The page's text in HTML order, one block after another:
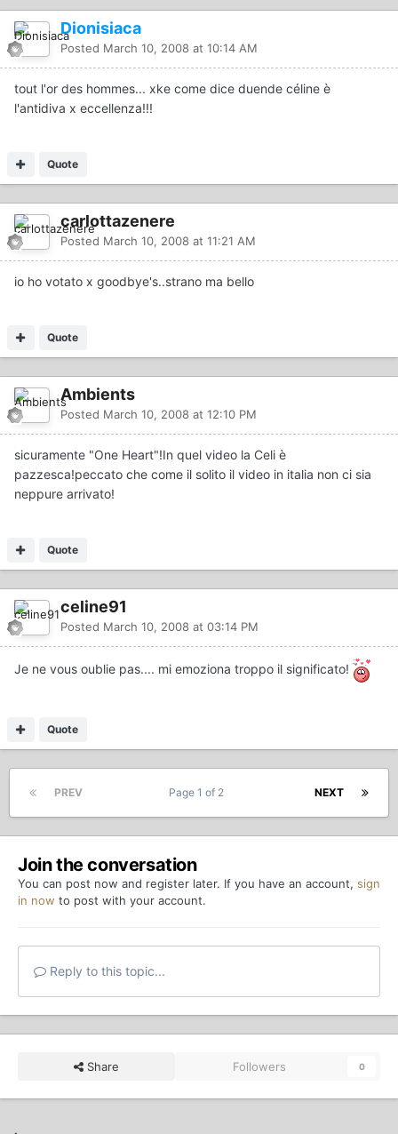
Dionisiaca
Posted March 10, 2008 at 10:14 AM
tout l'or des hommes... xke come dice duende céline è
l'antidiva x eccellenza!!!
Quote
carlottazenere
Posted March 10, 2008 at 11:21 AM
io ho votato x goodbye's..strano ma bello
Quote
Ambients
Posted March 10, 2008 at 12:10 PM
sicuramente "One Heart"!In quel video la Celi è
pazzesca!peccato che come il solito il video in italia non ci sia
neppure arrivato!
Quote
celine91
Posted March 10, 2008 at 03:14 PM
Je ne vous oublie pas.... mi emoziona troppo il significato!
Quote
PREV NEXT
Page 1 of 2
Join the conversation
You can post now and register later. If you have an account, sign
in now to post with your account.
Reply to this topic...
Share Followers 0